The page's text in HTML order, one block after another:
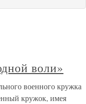
воли»
военного кружка
кружок, имея